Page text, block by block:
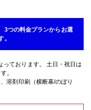
ル(白)
スチレンパネル
3つの料金プランからお選
。
っております。 土日・祝日は
。
溶剤印刷（横断幕/のぼり